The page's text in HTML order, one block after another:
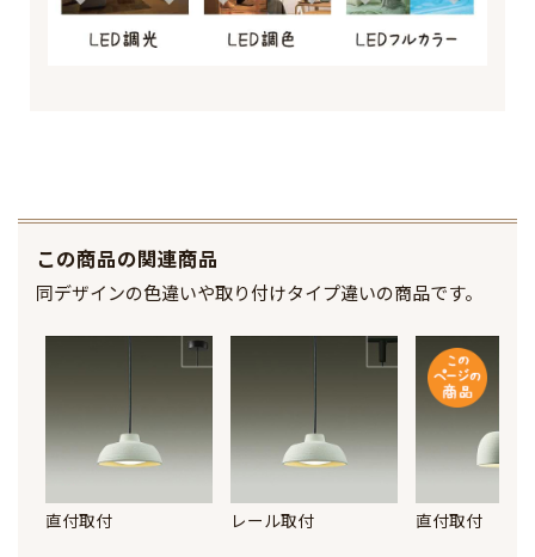
この商品の関連商品
同デザインの色違いや取り付けタイプ違いの商品です。
直付取付 レール取付 直付取付